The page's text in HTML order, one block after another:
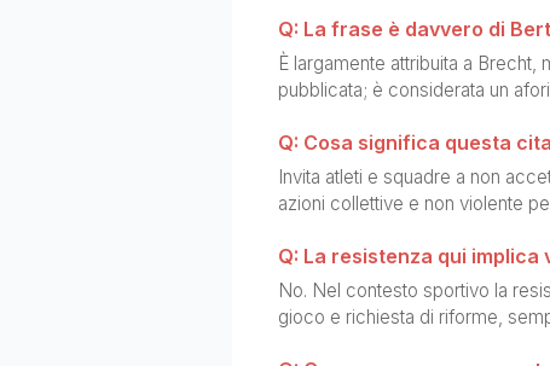
Q: La frase è davvero di
È largamente attribuita a
pubblicata; è considerata un
Q: Cosa significa questa
Invita atleti e squadre a non
azioni collettive e non violente
Q: La resistenza qui implica
No. Nel contesto sportivo la
gioco e richiesta di riforme,